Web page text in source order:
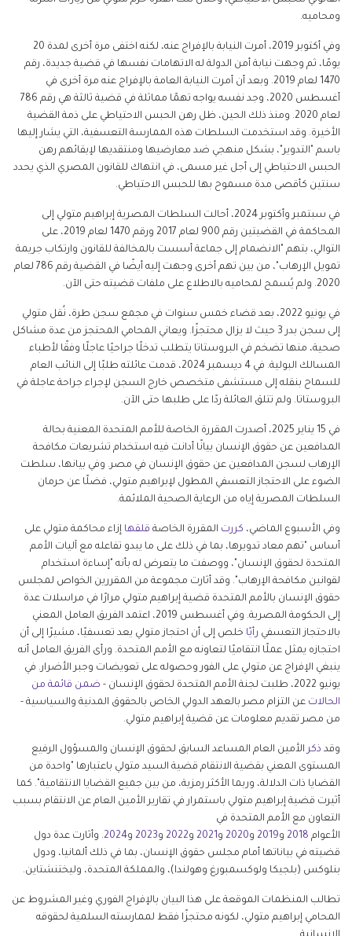
ومحاميه.
وفي أكتوبر 2019، أمرت النيابة بالإفراج عنه، لكنه اختفى مرة أخرى لمدة 20
يومًا، ثم وجهت نيابة أمن الدولة له الاتهامات نفسها في قضية جديدة، رقم
1470 لعام 2019. وبعد أن أمرت النيابة العامة بالإفراج عنه مرة أخرى في
أغسطس 2020، وجد نفسه يواجه تهمًا مماثلة في قضية ثالثة هي رقم 786
لعام 2020. ومنذ ذلك الحين، ظل رهن الحبس الاحتياطي على ذمة القضية
الأخيرة. وقد استخدمت السلطات هذه الممارسة التعسفية، التي يشار إليها
باسم "التدوير"، بشكل منهجي ضد معارضيها ومنتقديها لإبقائهم رهن
الحبس الاحتياطي إلى أجل غير مسمى، في انتهاك للقانون المصري الذي يحدد
سنتين كأقصى مدة مسموح بها للحبس الاحتياطي.
في سبتمبر وأكتوبر 2024، أحالت السلطات المصرية إبراهيم متولي إلى
المحاكمة في القضيتين رقم 900 لعام 2017 ورقم 1470 لعام 2019، على
التوالي، بتهم "الانضمام إلى جماعة أسست بالمخالفة للقانون وارتكاب جريمة
تمويل الإرهاب"، من بين تهم أخرى وجهت إليه أيضًا في القضية رقم 786 لعام
2020. ولم يُسمح لمحاميه بالاطلاع على ملفات قضيته حتى الآن.
في يونيو 2022، بعد قضاء خمس سنوات في مجمع سجن طرة، نُقل متولي
إلى سجن بدر 3 حيث لا يزال محتجزًا. ويعاني المحامي المحتجز من عدة مشاكل
صحية، منها تضخم في البروستاتا يتطلب تدخلًا جراحيًا عاجلًا وفقًا لأطباء
المسالك البولية. في 4 ديسمبر 2024، قدمت عائلته طلبًا إلى النائب العام
للسماح بنقله إلى مستشفى متخصص خارج السجن لإجراء جراحة عاجلة في
البروستاتا. ولم تتلق العائلة ردًا على طلبها حتى الآن.
في 15 يناير 2025، أصدرت المقررة الخاصة للأمم المتحدة المعنية بحالة
المدافعين عن حقوق الإنسان بيانًا أدانت فيه استخدام تشريعات مكافحة
الإرهاب لسجن المدافعين عن حقوق الإنسان في مصر. وفي بيانها، سلطت
الضوء على الاحتجاز التعسفي المطول لإبراهيم متولي، فضلًا عن حرمان
السلطات المصرية إياه من الرعاية الصحية الملائمة.
وفي الأسبوع الماضي، كررت المقررة الخاصة قلقها إزاء محاكمة متولي على
أساس "تهم معاد تدويرها، بما في ذلك على ما يبدو تفاعله مع آليات الأمم
المتحدة لحقوق الإنسان"، ووصفت ما يتعرض له بأنه "إساءة استخدام
لقوانين مكافحة الإرهاب". وقد أثارت مجموعة من المقررين الخواص لمجلس
حقوق الإنسان بالأمم المتحدة قضية إبراهيم متولي مرارًا في مراسلات عدة
إلى الحكومة المصرية. وفي أغسطس 2019، اعتمد الفريق العامل المعني
بالاحتجاز التعسفي رأيًا خلص إلى أن احتجاز متولي يعد تعسفيًا، مشيرًا إلى أن
احتجازه يمثل عملًا انتقاميًا لتعاونه مع الأمم المتحدة. ورأى الفريق العامل أنه
ينبغي الإفراج عن متولي على الفور وحصوله على تعويضات وجبر الأضرار. في
يونيو 2022، طلبت لجنة الأمم المتحدة لحقوق الإنسان -
ضمن قائمة من
الحالات عن التزام مصر بالعهد الدولي الخاص بالحقوق المدنية والسياسية -
من مصر تقديم معلومات عن قضية إبراهيم متولي.
وقد ذكر الأمين العام المساعد السابق لحقوق الإنسان والمسؤول الرفيع
المستوى المعني بقضية الانتقام قضية السيد متولي باعتبارها "واحدة من
القضايا ذات الدلالة، وربما الأكثر رمزية، من بين جميع القضايا الانتقامية". كما
أثيرت قضية إبراهيم متولي باستمرار في تقارير الأمين العام عن الانتقام بسبب
التعاون مع الأمم المتحدة في
الأعوام 2018 و2019 و2020 و2021 و2022 و2023 و2024. وأثارت عدة دول
قضيته في بياناتها أمام مجلس حقوق الإنسان، بما في ذلك ألمانيا، ودول
بنلوكس (بلجيكا ولوكسمبورغ وهولندا)، والمملكة المتحدة، وليختنشتاين.
تطالب المنظمات الموقعة على هذا البيان بالإفراج الفوري وغير المشروط عن
المحامي إبراهيم متولي، لكونه محتجزًا فقط لممارسته السلمية لحقوقه